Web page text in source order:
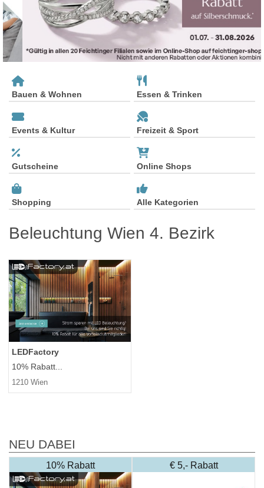
Bauen & Wohnen Essen & Trinken
Events & Kultur Freizeit & Sport
Gutscheine Online Shops
Shopping Alle Kategorien
Beleuchtung Wien 4. Bezirk
LEDFactory
10% Rabatt...
1210 Wien
NEU DABEI
10% Rabatt € 5,- Rabatt